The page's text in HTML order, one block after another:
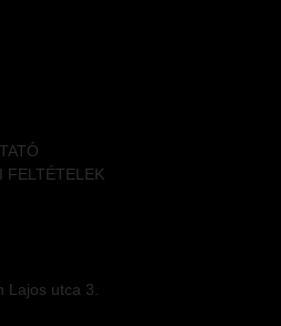
FELTÉTELEK
Lajos utca 3.